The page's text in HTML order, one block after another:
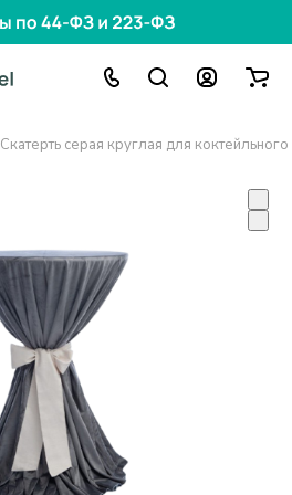
Скатерть серая круглая для коктейльного